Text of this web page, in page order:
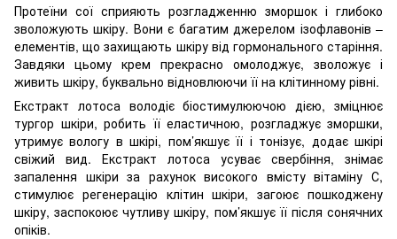
Протеїни сої сприяють розгладженню зморшок і глибоко
зволожують шкіру. Вони є багатим джерелом ізофлавонів –
елементів, що захищають шкіру від гормонального старіння.
Завдяки цьому крем прекрасно омолоджує, зволожує і
живить шкіру, буквально відновлюючи її на клітинному рівні.
Екстракт лотоса володіє біостимулюючою дією, зміцнює
тургор шкіри, робить її еластичною, розгладжує зморшки,
утримує вологу в шкірі, пом’якшує її і тонізує, додає шкірі
свіжий вид. Екстракт лотоса усуває свербіння, знімає
запалення шкіри за рахунок високого вмісту вітаміну С,
стимулює регенерацію клітин шкіри, загоює пошкоджену
шкіру, заспокоює чутливу шкіру, пом’якшує її після сонячних
опіків.